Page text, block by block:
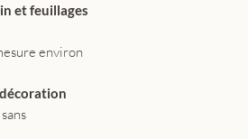
et feuillages
environ